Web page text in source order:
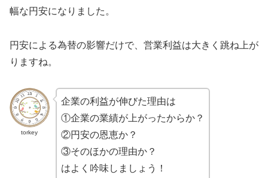
幅な円安になりました。
円安による為替の影響だけで、営業利益は大きく跳ね上が
りますね。
torkey
企業の利益が伸びた理由は
①企業の業績が上がったからか？
②円安の恩恵か？
③そのほかの理由か？
はよく吟味しましょう！